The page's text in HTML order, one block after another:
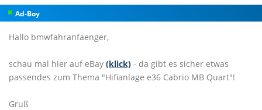
Ad-Boy
Hallo bmwfahranfaenger,
schau mal hier auf eBay (klick) - da gibt es sicher etwas
passendes zum Thema "Hifianlage e36 Cabrio MB Quart"!
Gruß